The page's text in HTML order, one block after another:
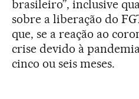
brasileiro”, inclusive
sobre a liberação do
que, se a reação ao
crise devido à
cinco ou seis meses.